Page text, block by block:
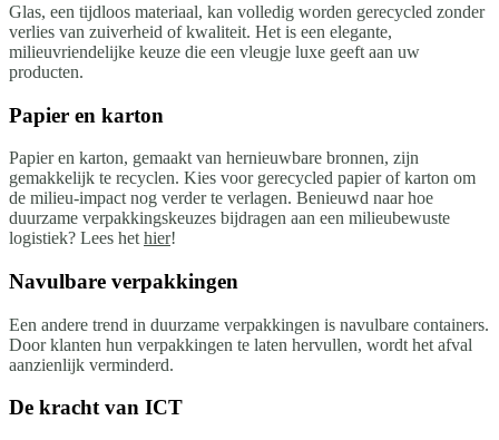
Glas, een tijdloos materiaal, kan volledig worden gerecycled zonder
verlies van zuiverheid of kwaliteit. Het is een elegante,
milieuvriendelijke keuze die een vleugje luxe geeft aan uw
producten.
Papier en karton
Papier en karton, gemaakt van hernieuwbare bronnen, zijn
gemakkelijk te recyclen. Kies voor gerecycled papier of karton om
de milieu-impact nog verder te verlagen. Benieuwd naar hoe
duurzame verpakkingskeuzes bijdragen aan een milieubewuste
logistiek? Lees het hier!
Navulbare verpakkingen
Een andere trend in duurzame verpakkingen is navulbare containers.
Door klanten hun verpakkingen te laten hervullen, wordt het afval
aanzienlijk verminderd.
De kracht van ICT